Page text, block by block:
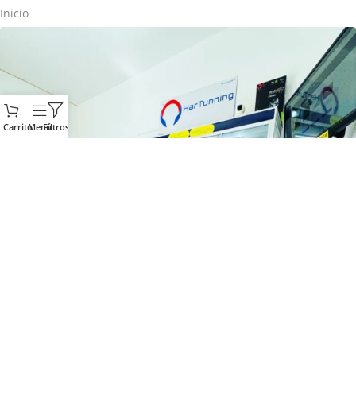
Inicio
CarritoMenúFiltros